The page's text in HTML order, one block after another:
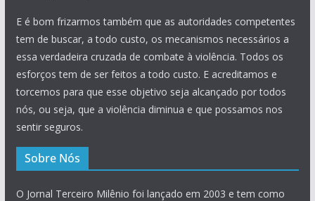
E é bom frizarmos também que as autoridades competentes
tem de buscar, a todo custo, os mecanismos necessários a
essa verdadeira cruzada de combate à violência. Todos os
esforços tem de ser feitos a todo custo. E acreditamos e
torcemos para que esse objetivo seja alcançado por todos
nós, ou seja, que a violência diminua e que possamos nos
sentir seguros.
Sobre Nós
O Jornal Terceiro Milênio foi lançado em 2003 e tem como